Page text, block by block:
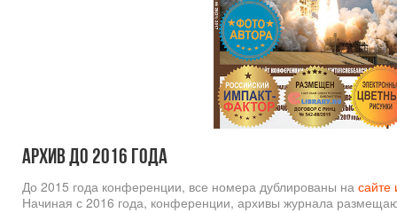
Архив до 2016 года
До 2015 года конференции, все номера дублированы на сайте
Начиная с 2016 года, конференции, архивы журнала